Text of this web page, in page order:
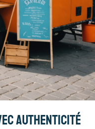
authenticité